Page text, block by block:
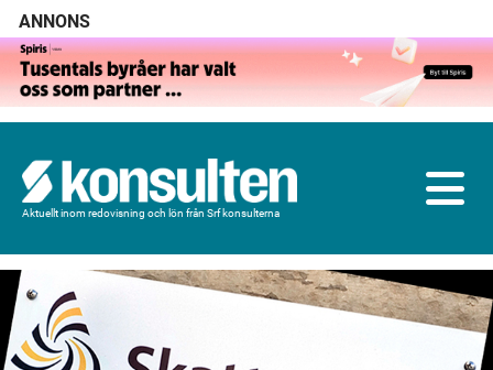
ANNONS
Aktuellt inom redovisning och lön från Srf konsulterna